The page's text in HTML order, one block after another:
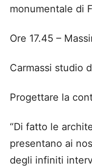
monumentale di
Ore 17.45 –
Carmassi studio
Progettare la
“Di fatto le
presentano ai
degli infiniti